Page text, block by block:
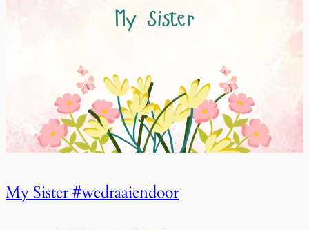
My Sister #wedraaiendoor